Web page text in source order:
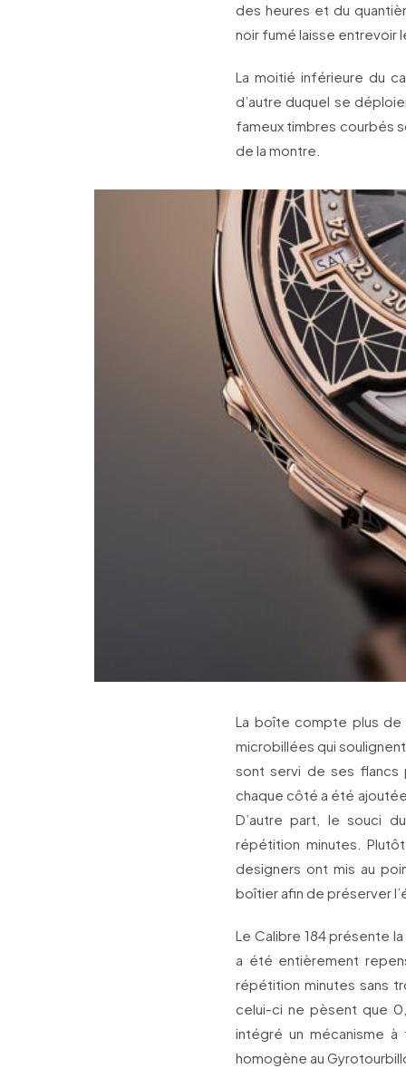
des heures et du
noir fumé laisse entrevoir
La moitié inférieure du
d’autre duquel se
fameux timbres courbés
de la montre.
La boîte compte plus
microbillées qui
sont servi de ses flancs
chaque côté a été
D’autre part, le souci
répétition minutes.
designers ont mis au
boîtier afin de préserver
Le Calibre 184 présente
a été entièrement
répétition minutes sans
celui-ci ne pèsent que
intégré un mécanisme à
homogène au